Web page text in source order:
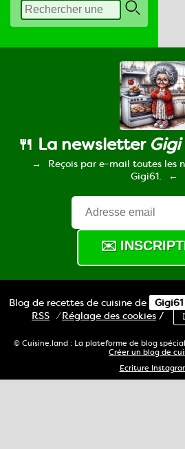
🍴 La newsletter
Reçois par e-mail toutes les
Gigi61.
Blog de recettes de cuisine de Gigi61
RSS ⁄Réglage des cookies /
© Cuisine.land : La plateforme de blog
Créer un blog de
Ecriture